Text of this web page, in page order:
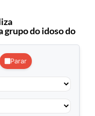
grupo do idoso do
Parar